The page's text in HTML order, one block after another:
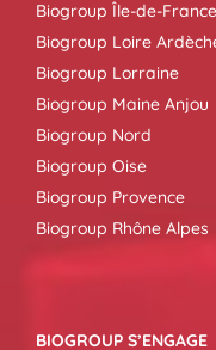
Biogroup Île-de-France
Biogroup Loire
Biogroup Lorraine
Biogroup Maine Anjou
Biogroup Nord
Biogroup Oise
Biogroup Provence
Biogroup Rhône Alpes
BIOGROUP S’ENGAGE